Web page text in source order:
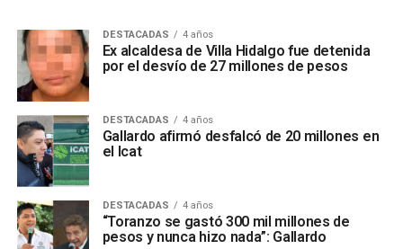
DESTACADAS 4 años
Ex alcaldesa de Villa Hidalgo fue detenida
por el desvío de 27 millones de pesos
DESTACADAS 4 años
Gallardo afirmó desfalcó de 20 millones en
el Icat
DESTACADAS 4 años
“Toranzo se gastó 300 mil millones de
pesos y nunca hizo nada”: Gallardo